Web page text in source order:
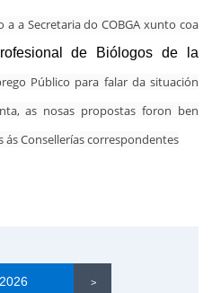
a Secretaria do COBGA xunto coa
de Biólogos de la
Público para falar da situación
as nosas propostas foron ben
ás Consellerías correspondentes
>